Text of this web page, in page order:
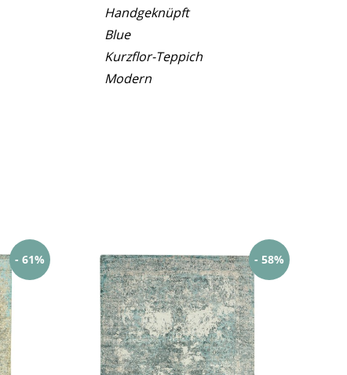
Handgeknüpft
Blue
Kurzflor-Teppich
Modern
- 61% - 58%